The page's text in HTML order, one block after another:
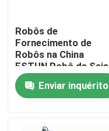
Sobre nós
Visita à fábrica
Robôs de
Fornecimento de
Robôs na China
ESTUN Robô de Seis
Eixos ER170B-2650
Enviar inquérito